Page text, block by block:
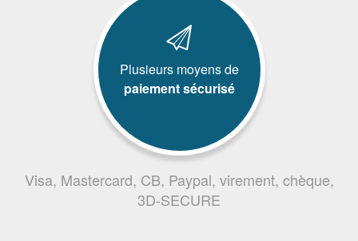
Plusieurs moyens de
paiement sécurisé
Visa, Mastercard, CB, Paypal, virement, chèque,
3D-SECURE